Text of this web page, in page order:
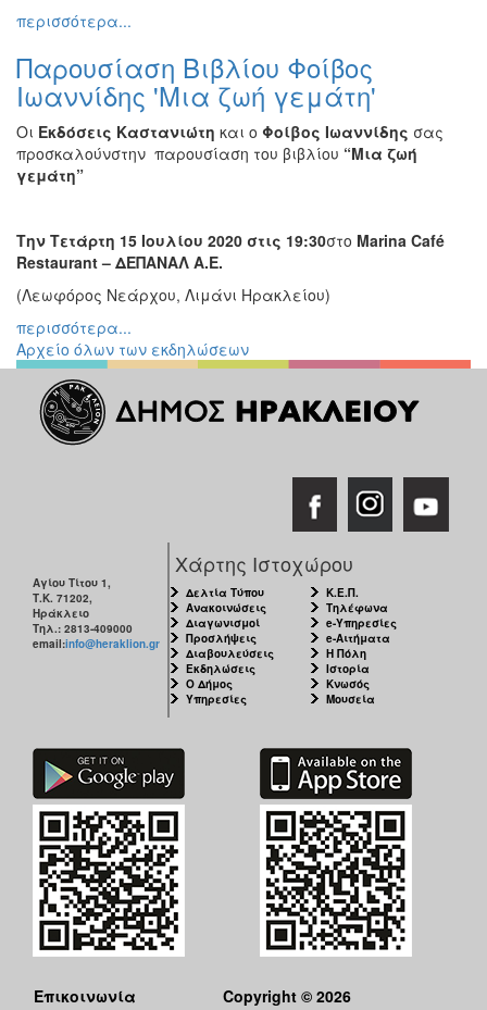
περισσότερα...
Παρουσίαση Βιβλίου Φοίβος
Ιωαννίδης 'Μια ζωή γεμάτη'
Οι Εκδόσεις Καστανιώτη και ο Φοίβος Ιωαννίδης σας
προσκαλούνστην παρουσίαση του βιβλίου “Μια ζωή
γεμάτη”
Την Τετάρτη 15 Ιουλίου 2020 στις 19:30στο Marina Café
Restaurant – ΔΕΠΑΝΑΛ Α.Ε.
(Λεωφόρος Νεάρχου, Λιμάνι Ηρακλείου)
περισσότερα...
Αρχείο όλων των εκδηλώσεων
Αγίου Τίτου 1,
Τ.Κ. 71202,
Ηράκλειο
Τηλ.: 2813-409000
email:info@heraklion.gr
Χάρτης Ιστοχώρου
Δελτία Τύπου
Ανακοινώσεις
Διαγωνισμοί
Προσλήψεις
Διαβουλεύσεις
Εκδηλώσεις
Ο Δήμος
Υπηρεσίες
Κ.Ε.Π.
Τηλέφωνα
e-Υπηρεσίες
e-Αιτήματα
Η Πόλη
Ιστορία
Κνωσός
Μουσεία
Επικοινωνία Copyright © 2026